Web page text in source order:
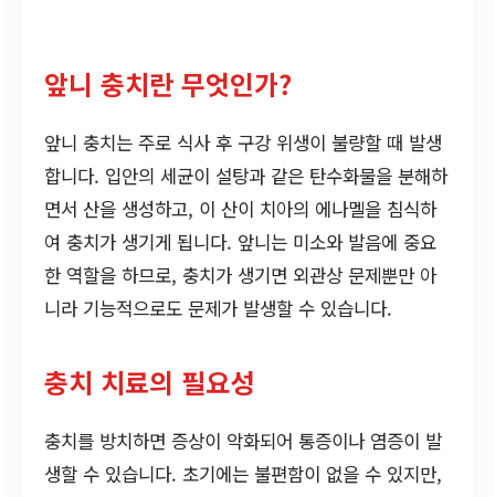
앞니 충치란 무엇인가?
앞니 충치는 주로 식사 후 구강 위생이 불량할 때 발생
합니다. 입안의 세균이 설탕과 같은 탄수화물을 분해하
면서 산을 생성하고, 이 산이 치아의 에나멜을 침식하
여 충치가 생기게 됩니다. 앞니는 미소와 발음에 중요
한 역할을 하므로, 충치가 생기면 외관상 문제뿐만 아
니라 기능적으로도 문제가 발생할 수 있습니다.
충치 치료의 필요성
충치를 방치하면 증상이 악화되어 통증이나 염증이 발
생할 수 있습니다. 초기에는 불편함이 없을 수 있지만,